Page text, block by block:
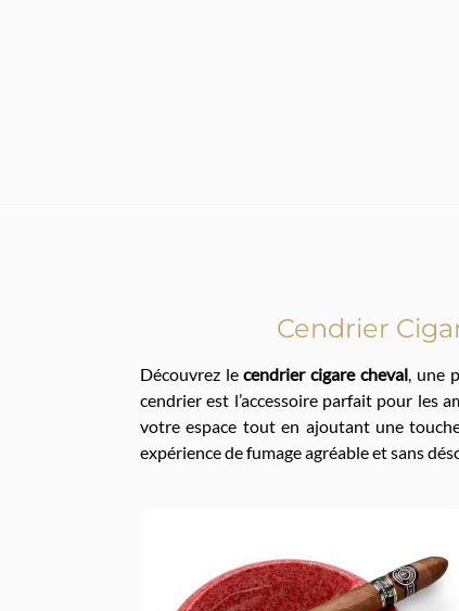
Cendrier
Découvrez lecendrier cigare cheval ,
cendrier est l’accessoire parfait pour les
votre espace tout en ajoutant une
expérience de fumage agréable et sans